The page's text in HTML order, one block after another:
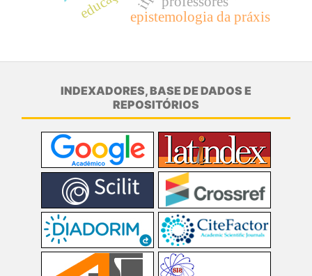
epistemologia da práxis
INDEXADORES, BASE DE DADOS E
REPOSITÓRIOS